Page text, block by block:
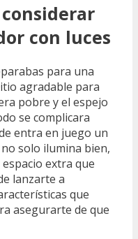
con luces
para una
agradable para
pobre y el espejo
se complicara
entra en juego un
solo ilumina bien,
extra que
lanzarte a
que
asegurarte de que